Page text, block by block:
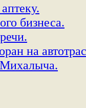
бизнеса.
на
Михалыча.